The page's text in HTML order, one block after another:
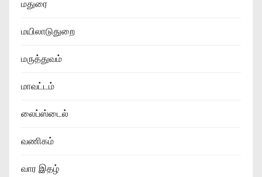
மதுரை
மயிலாடுதுறை
மருத்துவம்
மாவட்டம்
லைப்ஸ்டைல்
வணிகம்
வார இதழ்